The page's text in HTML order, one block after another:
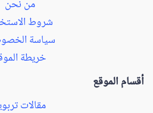
من نحن
شروط
سياسة
خريطة
أقسام الموقع
مقالات